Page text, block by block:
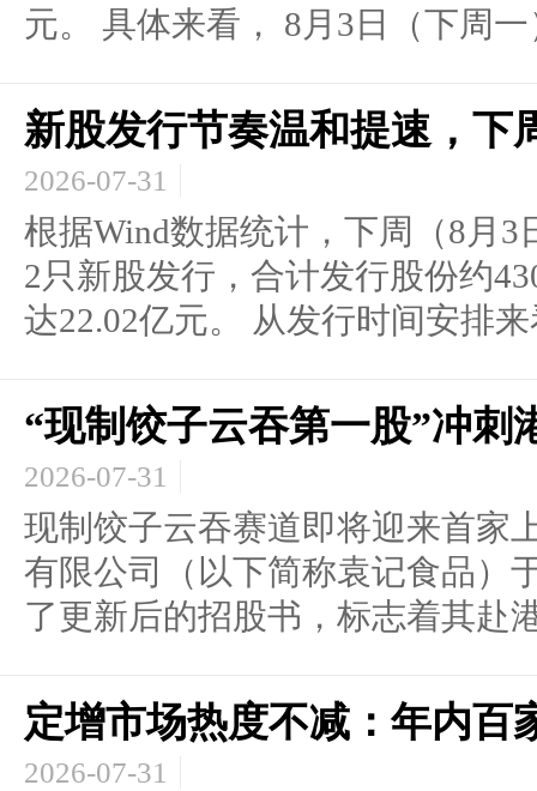
元。 具体来看， 8月3日（下周一
新股发行节奏温和提速，下
2026-07-31
根据Wind数据统计，下周（8月
2只新股发行，合计发行股份约
达22.02亿元。 从发行时间安排
“现制饺子云吞第一股”冲刺
2026-07-31
现制饺子云吞赛道即将迎来首家
有限公司（以下简称袁记食品）
了更新后的招股书，标志着其赴
定增市场热度不减：年内百
2026-07-31